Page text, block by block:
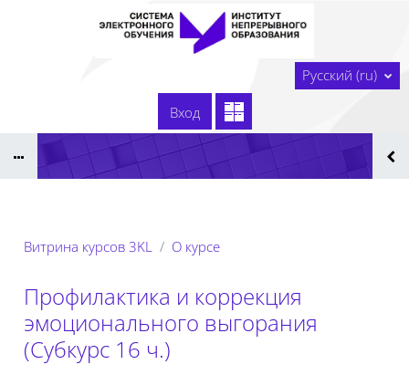
Перейти к основному содержанию
Сайт образовательной организации
Тех. поддержка
Сдать технологическую карту
Реестр ЭОР ДПО 2025
Русский ‎(ru)‎
Вход
Витрина курсов 3KL О курсе
Профилактика и коррекция
эмоционального выгорания
(Субкурс 16 ч.)